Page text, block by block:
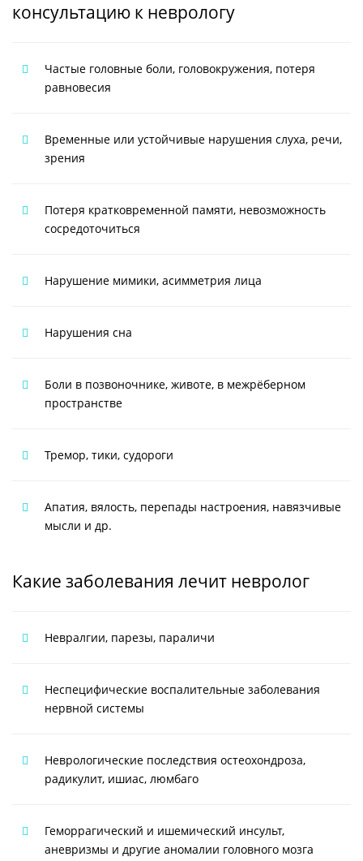
консультацию к неврологу
Частые головные боли, головокружения, потеря
равновесия
Временные или устойчивые нарушения слуха, речи,
зрения
Потеря кратковременной памяти, невозможность
сосредоточиться
Нарушение мимики, асимметрия лица
Нарушения сна
Боли в позвоночнике, животе, в межрёберном
пространстве
Тремор, тики, судороги
Апатия, вялость, перепады настроения, навязчивые
мысли и др.
Какие заболевания лечит невролог
Невралгии, парезы, параличи
Неспецифические воспалительные заболевания
нервной системы
Неврологические последствия остеохондроза,
радикулит, ишиас, люмбаго
Геморрагический и ишемический инсульт,
аневризмы и другие аномалии головного мозга